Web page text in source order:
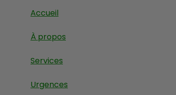
Accueil
À propos
Services
Urgences